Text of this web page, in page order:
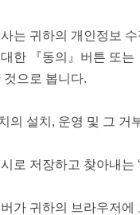
는 귀하의 개인정보
한 『동의』버튼 또
으로 봅니다.
의 설치, 운영 및 그 거
로 저장하고 찾아내는
가 귀하의 브라우저